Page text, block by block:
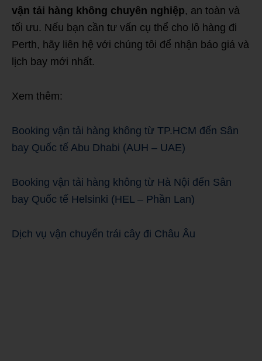
vận tải hàng không chuyên nghiệp, an toàn và
tối ưu. Nếu bạn cần tư vấn cụ thể cho lô hàng đi
Perth, hãy liên hệ với chúng tôi để nhận báo giá và
lịch bay mới nhất.
Xem thêm:
Booking vận tải hàng không từ TP.HCM đến Sân
bay Quốc tế Abu Dhabi (AUH – UAE)
Booking vận tải hàng không từ Hà Nội đến Sân
bay Quốc tế Helsinki (HEL – Phần Lan)
Dịch vụ vận chuyển trái cây đi Châu Âu